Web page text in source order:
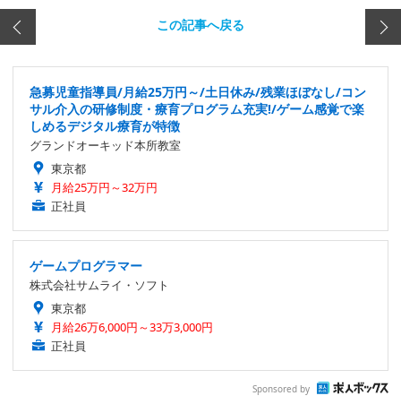
この記事へ戻る
急募児童指導員/月給25万円～/土日休み/残業ほぼなし/コン
サル介入の研修制度・療育プログラム充実!/ゲーム感覚で楽
しめるデジタル療育が特徴
グランドオーキッド本所教室
東京都
月給25万円～32万円
正社員
ゲームプログラマー
株式会社サムライ・ソフト
東京都
月給26万6,000円～33万3,000円
正社員
Sponsored by